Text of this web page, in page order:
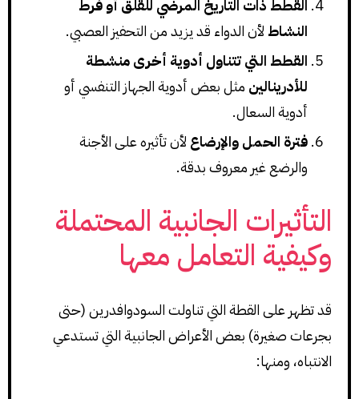
القطط ذات التاريخ المرضي للقلق أو فرط
النشاط لأن الدواء قد يزيد من التحفيز العصبي.
القطط التي تتناول أدوية أخرى منشطة
للأدرينالين مثل بعض أدوية الجهاز التنفسي أو
أدوية السعال.
فترة الحمل والإرضاع لأن تأثيره على الأجنة
والرضع غير معروف بدقة.
التأثيرات الجانبية المحتملة
وكيفية التعامل معها
قد تظهر على القطة التي تناولت السودوافدرين (حتى
بجرعات صغيرة) بعض الأعراض الجانبية التي تستدعي
الانتباه، ومنها: